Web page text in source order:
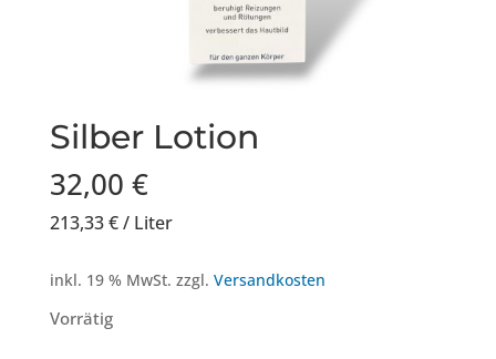
Silber Lotion
32,00 €
213,33€/ Liter
inkl. 19 % MwSt. zzgl. Versandkosten
Vorrätig